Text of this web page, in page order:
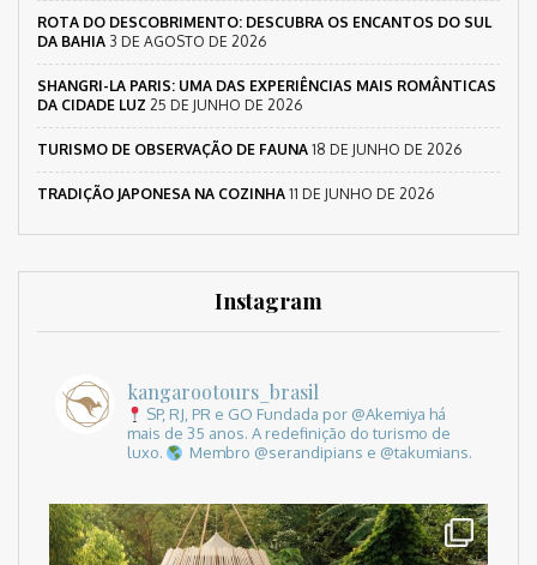
ROTA DO DESCOBRIMENTO: DESCUBRA OS ENCANTOS DO SUL
DA BAHIA 3 DE AGOSTO DE 2026
SHANGRI-LA PARIS: UMA DAS EXPERIÊNCIAS MAIS ROMÂNTICAS
DA CIDADE LUZ 25 DE JUNHO DE 2026
TURISMO DE OBSERVAÇÃO DE FAUNA 18 DE JUNHO DE 2026
TRADIÇÃO JAPONESA NA COZINHA 11 DE JUNHO DE 2026
Instagram
kangarootours_brasil
SP, RJ, PR e GO Fundada por @Akemiya há
mais de 35 anos. A redefinição do turismo de
luxo.
Membro @serandipians e @takumians.